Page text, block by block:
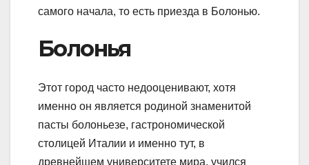
самого начала, то есть приезда в Болонью.
Болонья
Этот город часто недооценивают, хотя
именно он является родиной знаменитой
пасты болоньезе, гастрономической
столицей Италии и именно тут, в
древнейшем университете мира, учился